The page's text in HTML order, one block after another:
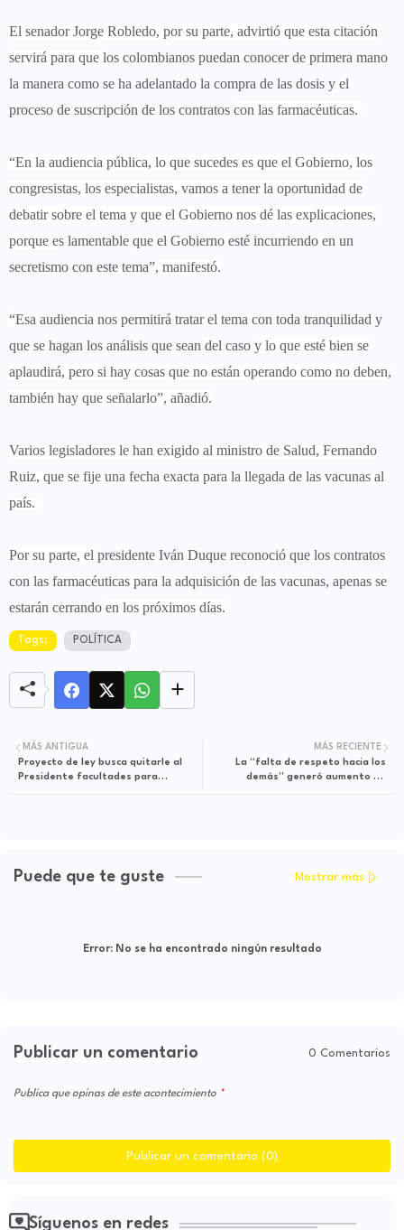
El senador Jorge Robledo, por su parte, advirtió que esta citación
servirá para que los colombianos puedan conocer de primera mano
la manera como se ha adelantado la compra de las dosis y el
proceso de suscripción de los contratos con las farmacéuticas.
“En la audiencia pública, lo que sucedes es que el Gobierno, los
congresistas, los especialistas, vamos a tener la oportunidad de
debatir sobre el tema y que el Gobierno nos dé las explicaciones,
porque es lamentable que el Gobierno esté incurriendo en un
secretismo con este tema”, manifestó.
“Esa audiencia nos permitirá tratar el tema con toda tranquilidad y
que se hagan los análisis que sean del caso y lo que esté bien se
aplaudirá, pero si hay cosas que no están operando como no deben,
también hay que señalarlo”, añadió.
Varios legisladores le han exigido al ministro de Salud, Fernando
Ruiz, que se fije una fecha exacta para la llegada de las vacunas al
país.
Por su parte, el presidente Iván Duque reconoció que los contratos
con las farmacéuticas para la adquisición de las vacunas, apenas se
estarán cerrando en los próximos días.
Tags: POLÍTICA
MÁS RECIENTE
La “falta de respeto hacia los
demás” generó aumento de
MÁS ANTIGUA
Proyecto de ley busca quitarle al
Presidente facultades para
Puede que te guste Mostrar más
Error:No se ha encontrado ningún resultado
Publicar un comentario 0 Comentarios
Publica que opinas de este acontecimiento
Publicar un comentario (0)
Síguenos en redes